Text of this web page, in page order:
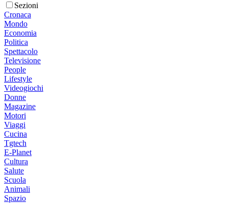
Sezioni
Cronaca
Mondo
Economia
Politica
Spettacolo
Televisione
People
Lifestyle
Videogiochi
Donne
Magazine
Motori
Viaggi
Cucina
Tgtech
E-Planet
Cultura
Salute
Scuola
Animali
Spazio